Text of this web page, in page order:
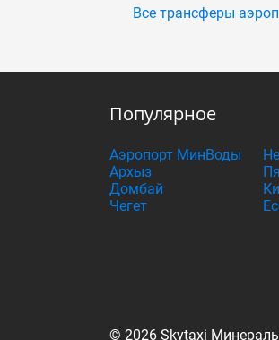
Все трансферы
Популярное
Аэропорт МинВоды
Архыз
Домбай
Чегет
© 2026 Skytaxi